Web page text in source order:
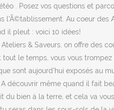
. Posez vos questions et
Au coeur des
il pleut : voici 10 idées!
& Saveurs, on offre
le temps, vous vous
sont aujourd’hui exposés au
découvrir même quand il fait
bien à la terre, et cela va